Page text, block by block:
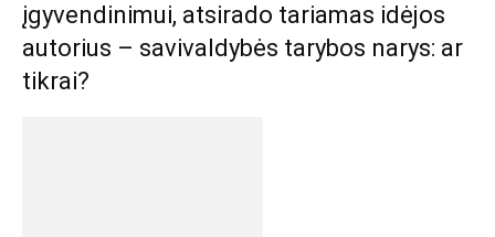
įgyvendinimui, atsirado tariamas idėjos
autorius – savivaldybės tarybos narys: ar
tikrai?